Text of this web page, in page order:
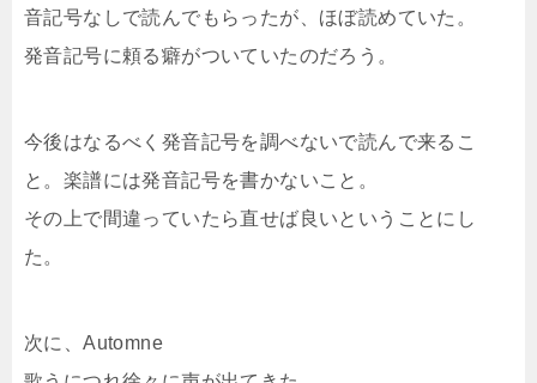
音記号なしで読んでもらったが、ほぼ読めていた。
発音記号に頼る癖がついていたのだろう。
今後はなるべく発音記号を調べないで読んで来るこ
と。楽譜には発音記号を書かないこと。
その上で間違っていたら直せば良いということにし
た。
次に、Automne